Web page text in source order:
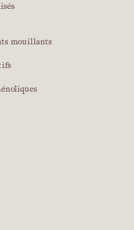
mouillants